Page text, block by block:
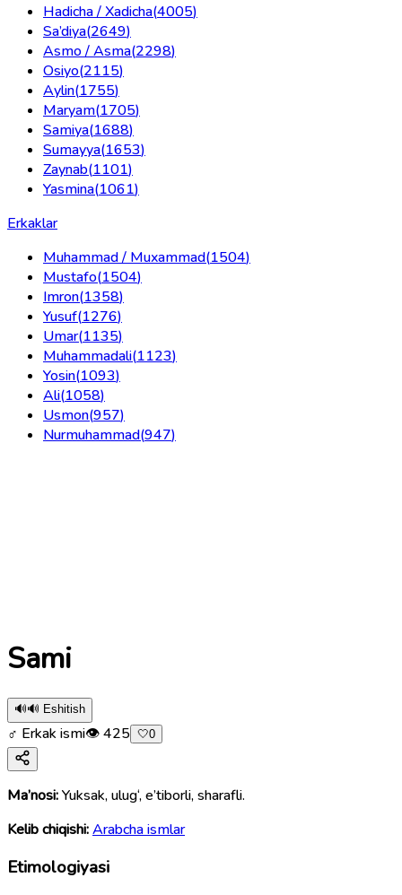
Hadicha / Xadicha(4005)
Sa’diya(2649)
Asmo / Asma(2298)
Osiyo(2115)
Aylin(1755)
Maryam(1705)
Samiya(1688)
Sumayya(1653)
Zaynab(1101)
Yasmina(1061)
Erkaklar
Muhammad / Muxammad(1504)
Mustafo(1504)
Imron(1358)
Yusuf(1276)
Umar(1135)
Muhammadali(1123)
Yosin(1093)
Ali(1058)
Usmon(957)
Nurmuhammad(947)
Sami
🔊🔊 Eshitish
♂ Erkak ismi👁425 🤍0
Ma’nosi:Yuksak, ulug‘, e’tiborli, sharafli.
Kelib chiqishi:Arabcha ismlar
Etimologiyasi